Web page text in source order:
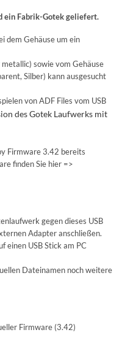
ein Fabrik-Gotek geliefert.
dem Gehäuse um ein
sowie vom Gehäuse
Silber) kann ausgesucht
von ADF Files vom USB
des Gotek Laufwerks mit
Firmware 3.42 bereits
finden Sie hier =>
gegen dieses USB
Adapter anschließen.
einen USB Stick am PC
Dateinamen noch weitere
Firmware (3.42)